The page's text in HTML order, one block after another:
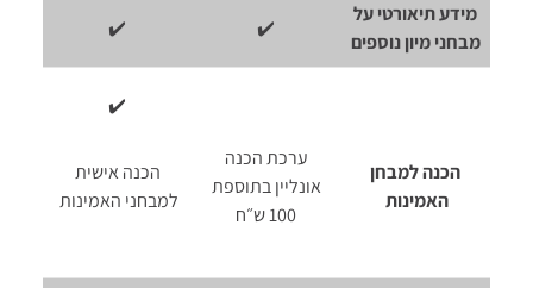
מידע תיאורטי על
מבחני מיון נוספים
✔️
✔️
הכנה למבחן
האמינות
ערכת הכנה
אונליין בתוספת
100 ש״ח
✔️
הכנה אישית
למבחני האמינות